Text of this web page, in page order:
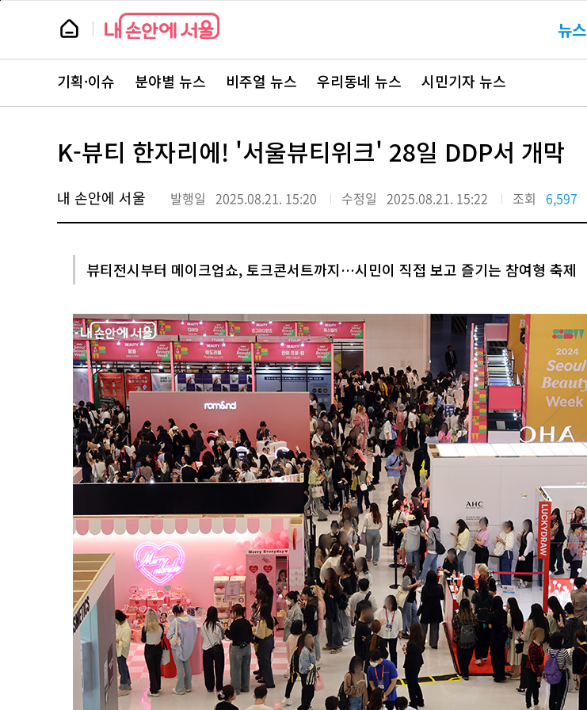
본
뉴
스 요뉴스
뉴
스
주
서
바
로
기획·이슈 분야별 뉴스 비주얼 뉴스 우리동네 뉴스 시민기자 뉴스
K-뷰티 한자리에! '서울뷰티위크' 28일 DDP서 개막
내 손안에 서울 발행일 2025.08.21. 15:20 수정일 2025.08.21. 15:22 조회 6,597
뷰티전시부터 메이크업쇼, 토크콘서트까지…시민이 직접 보고 즐기는 참여형 축제
페